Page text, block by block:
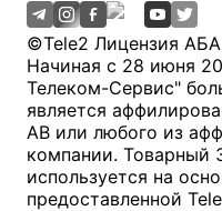
©Tele2 Лицензия
Начиная с 28 июня
Телеком-Сервис"
является
AB или любого из
компании. Товарный
используется на
предоставленной